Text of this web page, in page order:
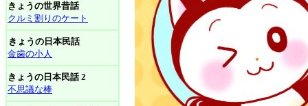
きょうの世界昔話
クルミ割りのケート
きょうの日本民話
金歯の小人
きょうの日本民話 2
不思議な棒